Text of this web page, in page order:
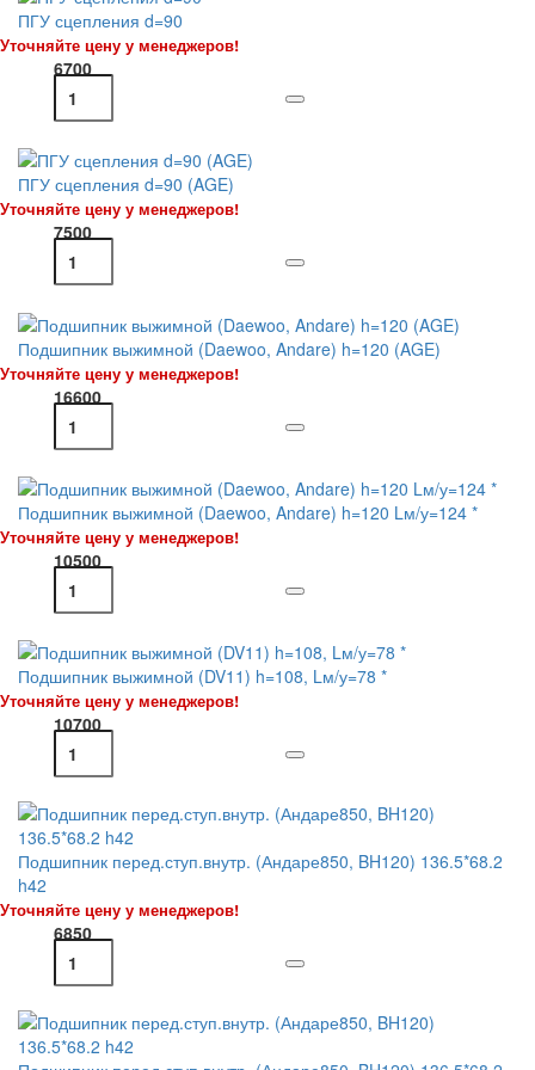
ПГУ сцепления d=90
Уточняйте цену у менеджеров!
6700
ПГУ сцепления d=90 (AGE)
Уточняйте цену у менеджеров!
7500
Подшипник выжимной (Daewoo, Andare) h=120 (AGE)
Уточняйте цену у менеджеров!
16600
Подшипник выжимной (Daewoo, Andare) h=120 Lм/у=124 *
Уточняйте цену у менеджеров!
10500
Подшипник выжимной (DV11) h=108, Lм/у=78 *
Уточняйте цену у менеджеров!
10700
Подшипник перед.ступ.внутр. (Андаре850, BH120) 136.5*68.2
h42
Уточняйте цену у менеджеров!
6850